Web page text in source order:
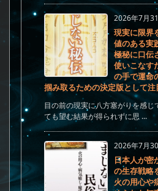
2026年7月
現実に限界
値のある実
極秘に口伝
使いこなす
の手で運命
掴み取るための決定版として
目の前の現実に八方塞がりを感じ
ても望む結果が得られずに思 ...
2026年7月
日本人が密
の生存戦略
火の用心や